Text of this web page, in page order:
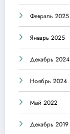
Февраль 2025
Январь 2025
Декабрь 2024
Ноябрь 2024
Май 2022
Декабрь 2019